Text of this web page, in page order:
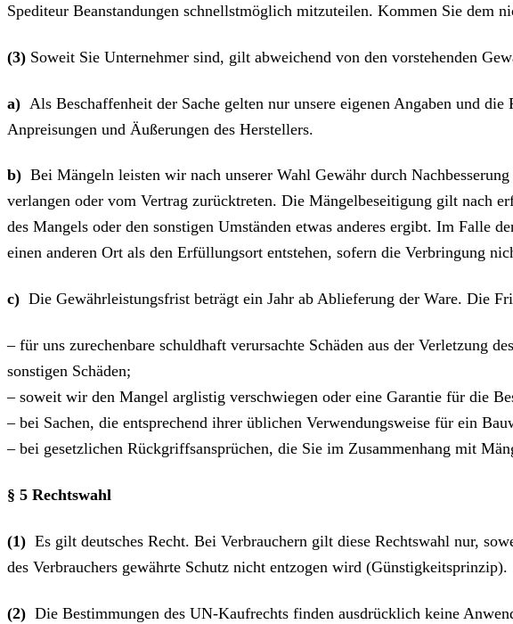
Spediteur Beanstandungen schnellstmöglich mitzuteilen. Kommen Sie dem
(3) Soweit Sie Unternehmer sind, gilt abweichend von den vorstehenden
a) Als Beschaffenheit der Sache gelten nur unsere eigenen Angaben und
Anpreisungen und Äußerungen des Herstellers.
b) Bei Mängeln leisten wir nach unserer Wahl Gewähr durch
verlangen oder vom Vertrag zurücktreten. Die Mängelbeseitigung gilt nach
des Mangels oder den sonstigen Umständen etwas anderes ergibt. Im Falle
einen anderen Ort als den Erfüllungsort entstehen, sofern die Verbringung
c) Die Gewährleistungsfrist beträgt ein Jahr ab Ablieferung der Ware. Die
– für uns zurechenbare schuldhaft verursachte Schäden aus der Verletzung
sonstigen Schäden;
– soweit wir den Mangel arglistig verschwiegen oder eine Garantie für die
– bei Sachen, die entsprechend ihrer üblichen Verwendungsweise für ein
– bei gesetzlichen Rückgriffsansprüchen, die Sie im Zusammenhang mit
§ 5 Rechtswahl
(1) Es gilt deutsches Recht. Bei Verbrauchern gilt diese Rechtswahl nur,
des Verbrauchers gewährte Schutz nicht entzogen wird (Günstigkeitsprinzip).
(2) Die Bestimmungen des UN-Kaufrechts finden ausdrücklich keine